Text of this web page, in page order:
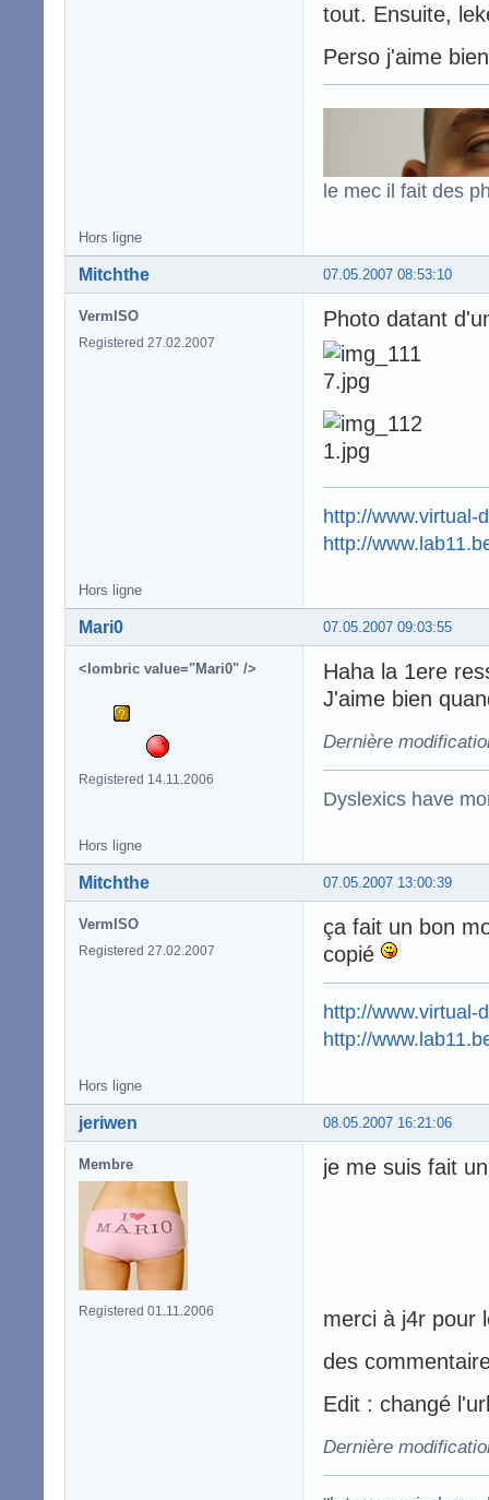
tout. Ensuite,
Perso j'aime
le mec il fait des
Hors ligne
07.05.2007 08:53:10
Mitchthe
VermISO
Registered 27.02.2007
Photo datant
http://www.virtual-
http://
Hors ligne
07.05.2007 09:03:55
Mari0
<lombric value="Mari0" />
Registered 14.11.2006
Haha la 1ere
J'aime bien
Dernière
Dyslexics have
Hors ligne
07.05.2007 13:00:39
Mitchthe
VermISO
Registered 27.02.2007
ça fait un bon
copié
http://www.virtual-
http://
Hors ligne
08.05.2007 16:21:06
jeriwen
Membre
Registered 01.11.2006
je me suis fait
merci à j4r pour
des
Edit : changé
Dernière